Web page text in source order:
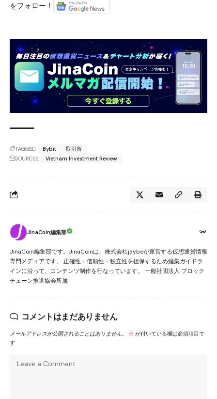
をフォロー！
TAGGED: Bybit
取引所
SOURCES:
Vietnam Investment Review
JinaCoin編集部
JinaCoin編集部です。JinaCoinは、株式会社jaybeが運営する仮想通貨情報
専門メディアです。 正確性・信頼性・独立性を担保するため編集ガイドラ
インに沿って、コンテンツ制作を行なっています。 一般社団法人 ブロック
チェーン推進協会所属
コメントはまだありません
メールアドレスが公開されることはありません。 ※ が付いている欄は必須項目で
す